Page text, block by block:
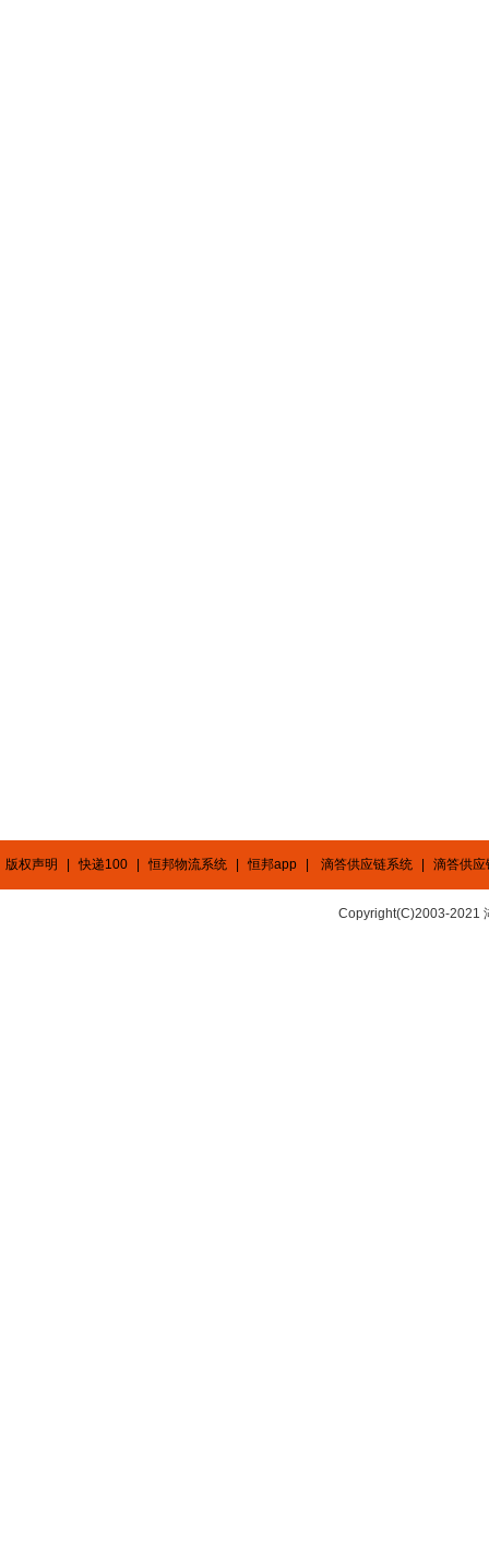
版权声明 快递100 恒邦物流系统 恒邦app 滴答供应链系统 滴答供
Copyright(C)2003-2021